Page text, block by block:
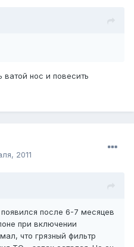
ватой нос и повесить
2011
после 6-7 месяцев
при включении
что грязный фильтр